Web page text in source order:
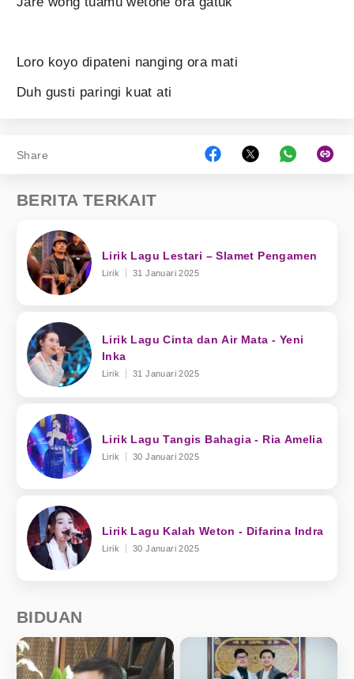
Loro koyo dipateni nanging ora mati
Duh gusti paringi kuat ati
Share
BERITA TERKAIT
Lirik Lagu Lestari – Slamet Pengamen
Lirik 31 Januari 2025
Lirik Lagu Cinta dan Air Mata - Yeni
Inka
Lirik 31 Januari 2025
Lirik Lagu Tangis Bahagia - Ria Amelia
Lirik 30 Januari 2025
Lirik Lagu Kalah Weton - Difarina Indra
Lirik 30 Januari 2025
BIDUAN